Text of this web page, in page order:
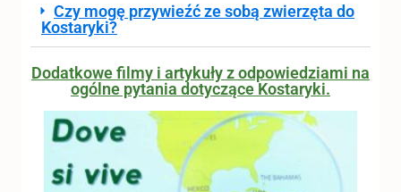
Czy mogę przywieźć ze sobą zwierzęta do
Kostaryki?
Dodatkowe filmy i artykuły z odpowiedziami na
ogólne pytania dotyczące Kostaryki.